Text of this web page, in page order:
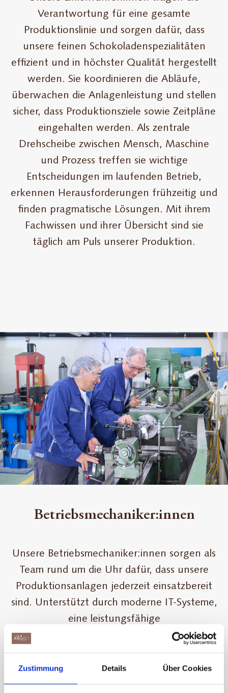
Zustimmung Details Über Cookies
Verantwortung für eine gesamte
Produktionslinie und sorgen dafür, dass
unsere feinen Schokoladenspezialitäten
effizient und in höchster Qualität hergestellt
werden. Sie koordinieren die Abläufe,
überwachen die Anlagenleistung und stellen
sicher, dass Produktionsziele sowie Zeitpläne
eingehalten werden. Als zentrale
Drehscheibe zwischen Mensch, Maschine
und Prozess treffen sie wichtige
Entscheidungen im laufenden Betrieb,
erkennen Herausforderungen frühzeitig und
finden pragmatische Lösungen. Mit ihrem
Fachwissen und ihrer Übersicht sind sie
täglich am Puls unserer Produktion.
Betriebsmechaniker:innen
Unsere Betriebsmechaniker:innen sorgen als
Team rund um die Uhr dafür, dass unsere
Produktionsanlagen jederzeit einsatzbereit
sind. Unterstützt durch moderne IT-Systeme,
eine leistungsfähige
Instandhaltungssoftware und klar
strukturierte Prozesse behalten sie unseren
gesamten Maschinenpark im Blick. Als
verlässliche Partner:innen der Produktion